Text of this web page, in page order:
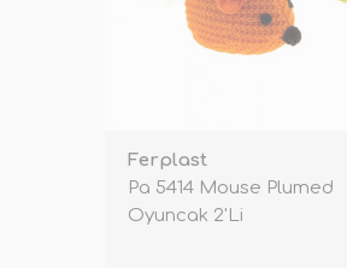
Ferplast
Pa 5414 Mouse Plumed
Oyuncak 2'Li